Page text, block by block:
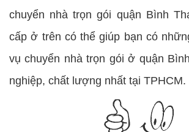
chuyển nhà trọn gói quận Bình
cấp ở trên có thể giúp bạn có
vụ chuyển nhà trọn gói ở quận
nghiệp, chất lượng nhất tại TPHCM.